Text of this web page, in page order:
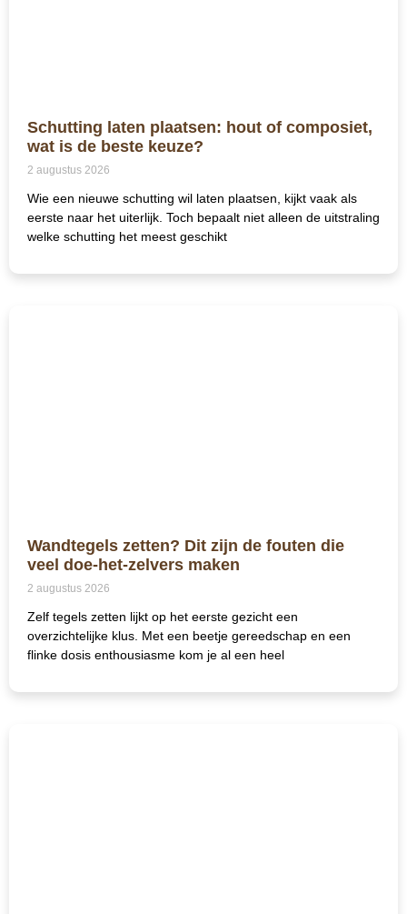
Schutting laten plaatsen: hout of composiet,
wat is de beste keuze?
2 augustus 2026
Wie een nieuwe schutting wil laten plaatsen, kijkt vaak als
eerste naar het uiterlijk. Toch bepaalt niet alleen de uitstraling
welke schutting het meest geschikt
Wandtegels zetten? Dit zijn de fouten die
veel doe-het-zelvers maken
2 augustus 2026
Zelf tegels zetten lijkt op het eerste gezicht een
overzichtelijke klus. Met een beetje gereedschap en een
flinke dosis enthousiasme kom je al een heel